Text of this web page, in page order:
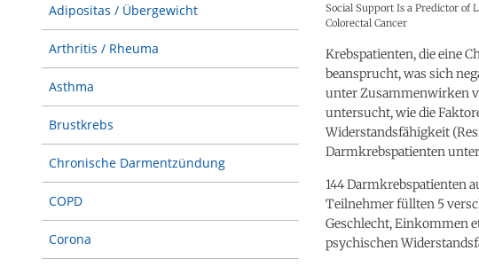
Adipositas / Übergewicht
Arthritis / Rheuma
Asthma
Brustkrebs
Chronische Darmentzündung
COPD
Corona
Social Support Is a Predictor of
Colorectal Cancer
Krebspatienten, die eine
beansprucht, was sich
unter Zusammenwirken
untersucht, wie die
Widerstandsfähigkeit
Darmkrebspatienten
144 Darmkrebspatienten
Teilnehmer füllten 5
Geschlecht, Einkommen
psychischen